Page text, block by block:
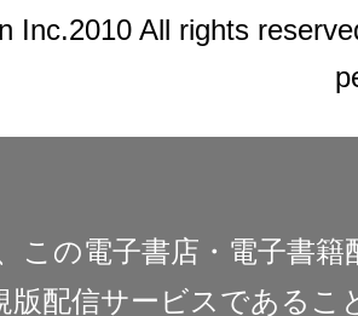
Inc.2010 All rights
この電子書店・電子書
版配信サービスであるこ